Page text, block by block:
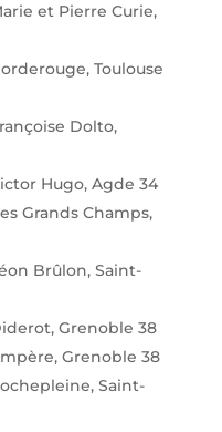
et Pierre Curie,
Toulouse
Dolto,
Hugo, Agde 34
Grands Champs,
Brûlon, Saint-
Grenoble 38
Grenoble 38
Saint-